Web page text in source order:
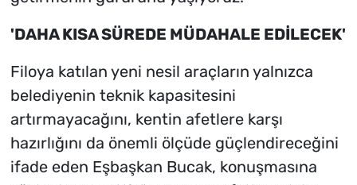
'DAHA KISA SÜREDE MÜDAHALE EDİLECEK'
Filoya katılan yeni nesil araçların yalnızca
belediyenin teknik kapasitesini
artırmayacağını, kentin afetlere karşı
hazırlığını da önemli ölçüde güçlendireceğini
ifade eden Eşbaşkan Bucak, konuşmasına